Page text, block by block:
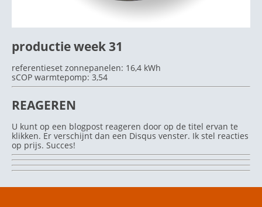
productie week 31
referentieset zonnepanelen: 16,4 kWh
sCOP warmtepomp: 3,54
REAGEREN
U kunt op een blogpost reageren door op de titel ervan te
klikken. Er verschijnt dan een Disqus venster. Ik stel reacties
op prijs. Succes!